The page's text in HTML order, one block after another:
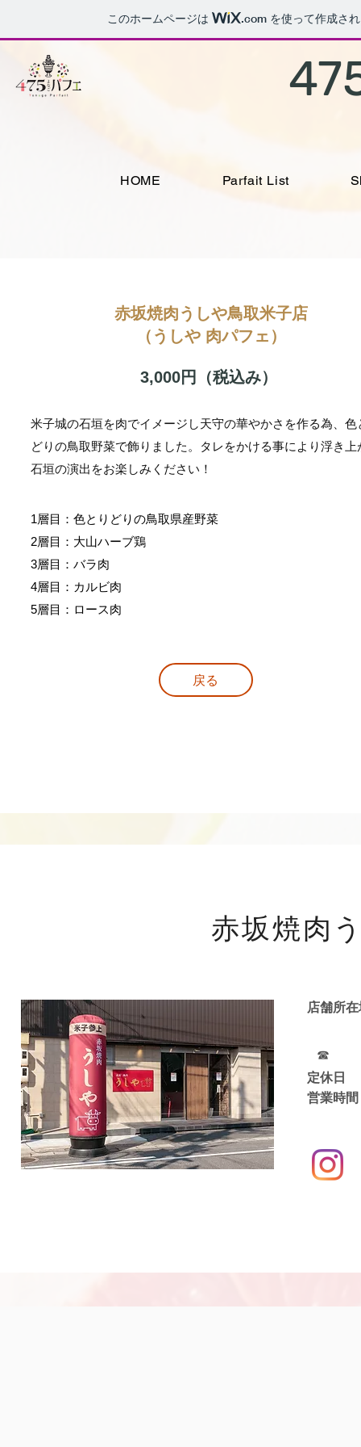
このホームページは .com を使って作成さ
HOME Parfait List
赤坂焼肉うしや鳥取米子店
​（うしや 肉パフェ）
3,000円（税込み）
米子城の石垣を肉でイメージし天守の華やかさを作る為、色
どりの鳥取野菜で飾りました。タレをかける事により浮き上
石垣の演出をお楽しみください！
1層目：色とりどりの鳥取県産野菜
2層目：大山ハーブ鶏
3層目：バラ肉
4層目：​カルビ肉
​5層目：ロース肉
戻る
赤坂焼肉
店舗
定
営業